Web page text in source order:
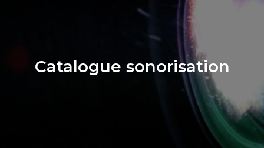
Catalogue sonorisation